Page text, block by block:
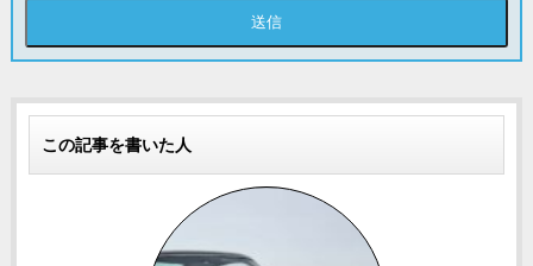
この記事を書いた人